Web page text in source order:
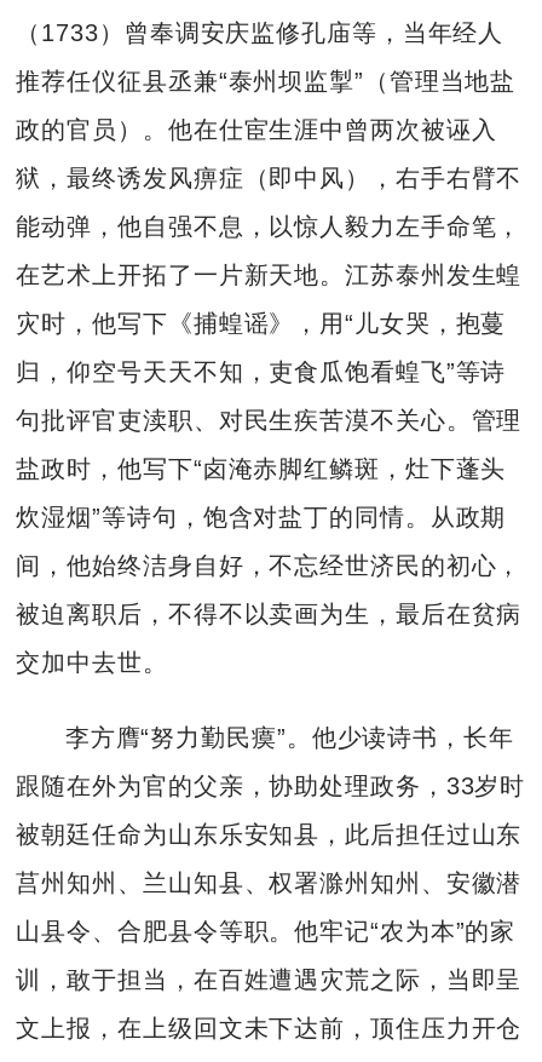
（1733）曾奉调安庆监修孔庙等，当年经人
推荐任仪征县丞兼“泰州坝监掣”（管理当地盐
政的官员）。他在仕宦生涯中曾两次被诬入
狱，最终诱发风痹症（即中风），右手右臂不
能动弹，他自强不息，以惊人毅力左手命笔，
在艺术上开拓了一片新天地。江苏泰州发生蝗
灾时，他写下《捕蝗谣》，用“儿女哭，抱蔓
归，仰空号天天不知，吏食瓜饱看蝗飞”等诗
句批评官吏渎职、对民生疾苦漠不关心。管理
盐政时，他写下“卤淹赤脚红鳞斑，灶下蓬头
炊湿烟”等诗句，饱含对盐丁的同情。从政期
间，他始终洁身自好，不忘经世济民的初心，
被迫离职后，不得不以卖画为生，最后在贫病
交加中去世。
李方膺“努力勤民瘼”。他少读诗书，长年
跟随在外为官的父亲，协助处理政务，33岁时
被朝廷任命为山东乐安知县，此后担任过山东
莒州知州、兰山知县、权署滁州知州、安徽潜
山县令、合肥县令等职。他牢记“农为本”的家
训，敢于担当，在百姓遭遇灾荒之际，当即呈
文上报，在上级回文未下达前，顶住压力开仓